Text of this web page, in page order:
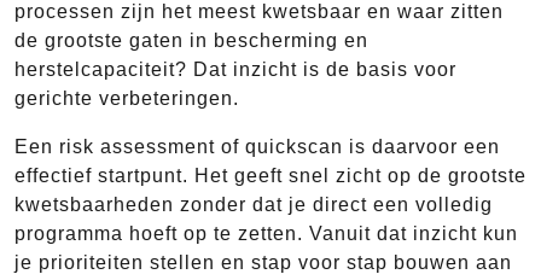
processen zijn het meest kwetsbaar en waar zitten
de grootste gaten in bescherming en
herstelcapaciteit? Dat inzicht is de basis voor
gerichte verbeteringen.
Een risk assessment of quickscan is daarvoor een
effectief startpunt. Het geeft snel zicht op de grootste
kwetsbaarheden zonder dat je direct een volledig
programma hoeft op te zetten. Vanuit dat inzicht kun
je prioriteiten stellen en stap voor stap bouwen aan